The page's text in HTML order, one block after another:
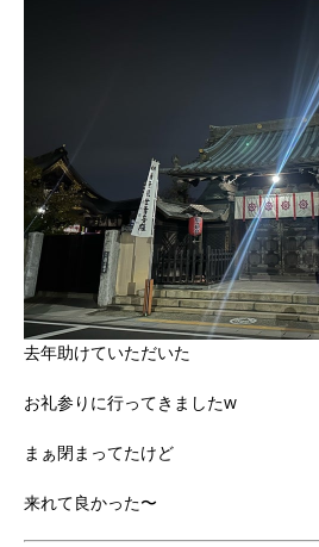
去年助けていただいた
お礼参りに行ってきましたw
まぁ閉まってたけど
来れて良かった〜